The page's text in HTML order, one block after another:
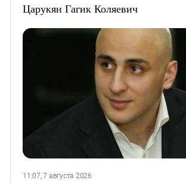
Царукян Гагик Коляевич
11:07, 7 августа 2026